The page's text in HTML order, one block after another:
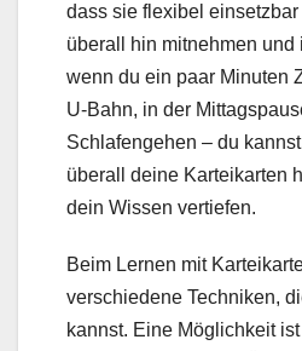
dass sie flexibel
überall hin mitnehmen und
wenn du ein paar Minuten
U-Bahn, in der
Schlafengehen – du
überall deine Karteikarten
dein Wissen vertiefen.
Beim Lernen mit
verschiedene Techniken,
kannst. Eine Möglichkeit